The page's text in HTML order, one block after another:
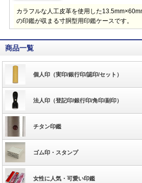
カラフルな人工皮革を使用した
の印鑑が収まる寸胴型用印鑑ケースです。
商品一覧
個人印（実印/銀行印/認印/セット）
法人印（登記印/銀行印/角印/副印）
チタン印鑑
ゴム印・スタンプ
女性に人気・可愛い印鑑